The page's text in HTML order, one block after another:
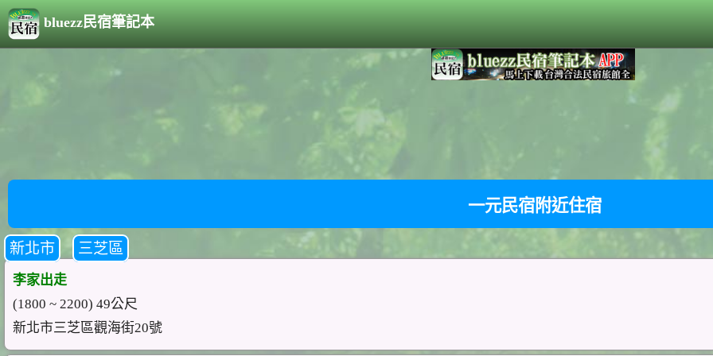
bluezz民宿筆記本
一元民宿附近住宿
新北市 三芝區
李家出走
(1800 ~ 2200) 49公尺
新北市三芝區觀海街20號